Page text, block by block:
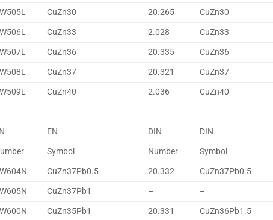
CuZn30 20.265 CuZn30
CuZn33 2.028 CuZn33
CuZn36 20.335 CuZn36
CuZn37 20.321 CuZn37
CuZn40 2.036 CuZn40
EN DIN DIN
Symbol Number
Symbol
CuZn37Pb0.5 20.332 CuZn37Pb0.5
CuZn37Pb1 – –
CuZn35Pb1 20.331 CuZn36Pb1.5